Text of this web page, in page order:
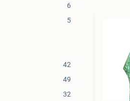
6
5
42
49
32